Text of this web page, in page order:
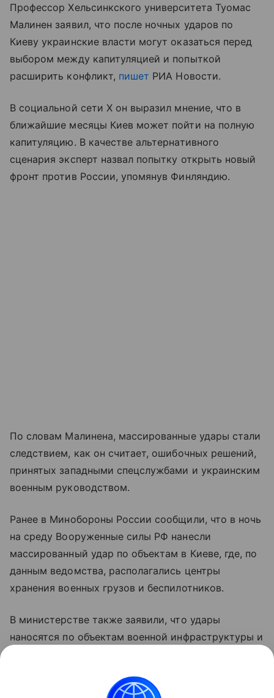
Профессор Хельсинкского университета Туомас
Малинен заявил, что после ночных ударов по
Киеву украинские власти могут оказаться перед
выбором между капитуляцией и попыткой
расширить конфликт, пишет РИА Новости.
В социальной сети X он выразил мнение, что в
ближайшие месяцы Киев может пойти на полную
капитуляцию. В качестве альтернативного
сценария эксперт назвал попытку открыть новый
фронт против России, упомянув Финляндию.
По словам Малинена, массированные удары стали
следствием, как он считает, ошибочных решений,
принятых западными спецслужбами и украинским
военным руководством.
Ранее в Минобороны России сообщили, что в ночь
на среду Вооруженные силы РФ нанесли
массированный удар по объектам в Киеве, где, по
данным ведомства, располагались центры
хранения военных грузов и беспилотников.
В министерстве также заявили, что удары
наносятся по объектам военной инфраструктуры и
оружия и беспилотных летательных аппаратов.